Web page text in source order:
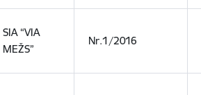
SIA “VIA
MEŽS”
Nr.1/2016